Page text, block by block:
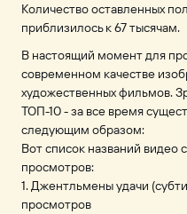
Количество оставленных
приблизилось к 67 тысячам.
В настоящий момент для
современном качестве
художественных фильмов.
ТОП-10 - за все время
следующим образом:
Вот список названий видео
просмотров:
1. Джентльмены удачи
просмотров